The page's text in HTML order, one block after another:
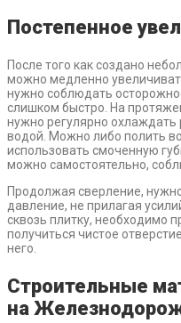
Постепенное
После того как создано
можно медленно
нужно соблюдать
слишком быстро. На
нужно регулярно
водой. Можно либо полить
использовать смоченную
можно самостоятельно,
Продолжая сверление,
давление, не прилагая
сквозь плитку, необходимо
получиться чистое
него.
Строительные
на